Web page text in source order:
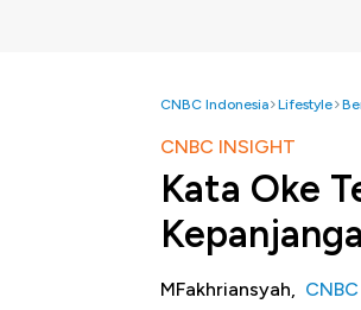
CNBC Indonesia Lifestyle
CNBC INSIGHT
Kata Oke
MFakhriansyah,